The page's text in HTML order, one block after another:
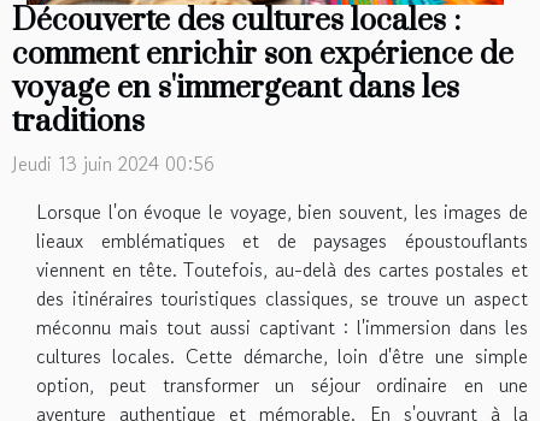
Découverte des cultures locales :
comment enrichir son expérience de
voyage en s'immergeant dans les
traditions
Jeudi 13 juin 2024 00:56
Lorsque l'on évoque le voyage, bien souvent, les images de
lieaux emblématiques et de paysages époustouflants
viennent en tête. Toutefois, au-delà des cartes postales et
des itinéraires touristiques classiques, se trouve un aspect
méconnu mais tout aussi captivant : l'immersion dans les
cultures locales. Cette démarche, loin d'être une simple
option, peut transformer un séjour ordinaire en une
aventure authentique et mémorable. En s'ouvrant à la